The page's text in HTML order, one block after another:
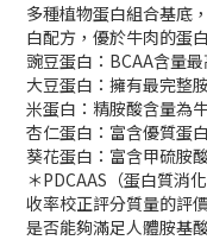
多種植物蛋白組合基底
白配方，優於牛肉的蛋
豌豆蛋白：BCAA含量最
大豆蛋白：擁有最完整
米蛋白：精胺酸含量為
杏仁蛋白：富含優質蛋
葵花蛋白：富含甲硫胺
＊PDCAAS（蛋白質消
收率校正評分質量的評
是否能夠滿足人體胺基